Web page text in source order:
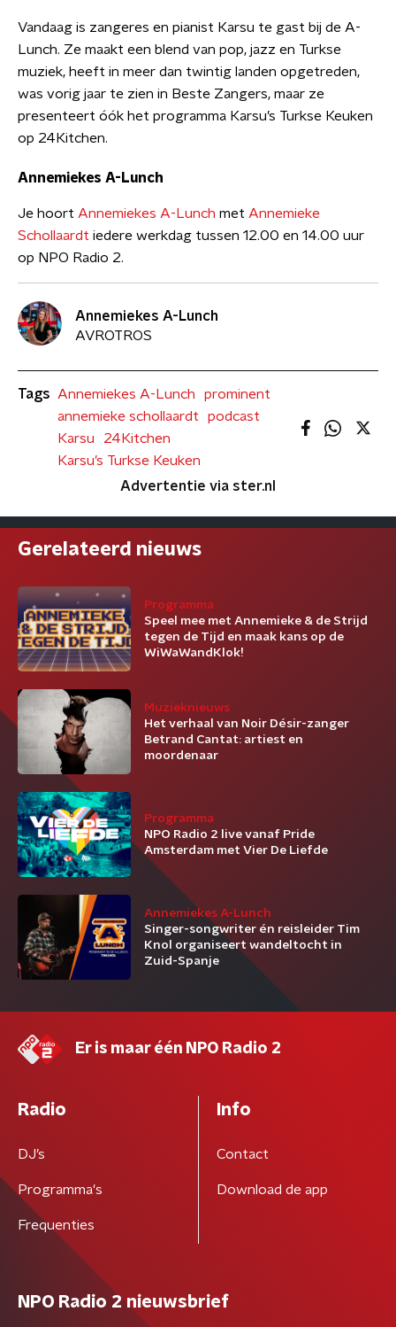
Vandaag is zangeres en pianist Karsu te gast bij de A-
Lunch. Ze maakt een blend van pop, jazz en Turkse
muziek, heeft in meer dan twintig landen opgetreden,
was vorig jaar te zien in Beste Zangers, maar ze
presenteert óók het programma Karsu’s Turkse Keuken
op 24Kitchen.
Annemiekes A-Lunch
Je hoort Annemiekes A-Lunch met Annemieke
Schollaardt iedere werkdag tussen 12.00 en 14.00 uur
op NPO Radio 2.
Annemiekes A-Lunch
AVROTROS
Tags Annemiekes A-Lunch
prominent
annemieke schollaardt
podcast
Karsu
24Kitchen
Karsu’s Turkse Keuken
Advertentie via ster.nl
Gerelateerd nieuws
Programma
Speel mee met Annemieke & de Strijd
tegen de Tijd en maak kans op de
WiWaWandKlok!
Muzieknieuws
Het verhaal van Noir Désir-zanger
Betrand Cantat: artiest en
moordenaar
Programma
NPO Radio 2 live vanaf Pride
Amsterdam met Vier De Liefde
Annemiekes A-Lunch
Singer-songwriter én reisleider Tim
Knol organiseert wandeltocht in
Zuid-Spanje
Er is maar één NPO Radio 2
Radio
DJ’s
Programma's
Frequenties
Info
Contact
Download de app
NPO Radio 2 nieuwsbrief